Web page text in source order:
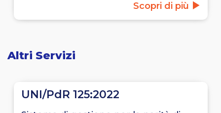
Scopri di più
Altri Servizi
UNI/PdR 125:2022